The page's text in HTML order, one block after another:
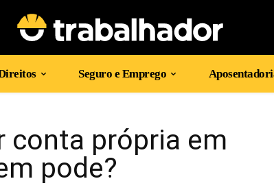
Seguro e Emprego
conta própria em
pode?